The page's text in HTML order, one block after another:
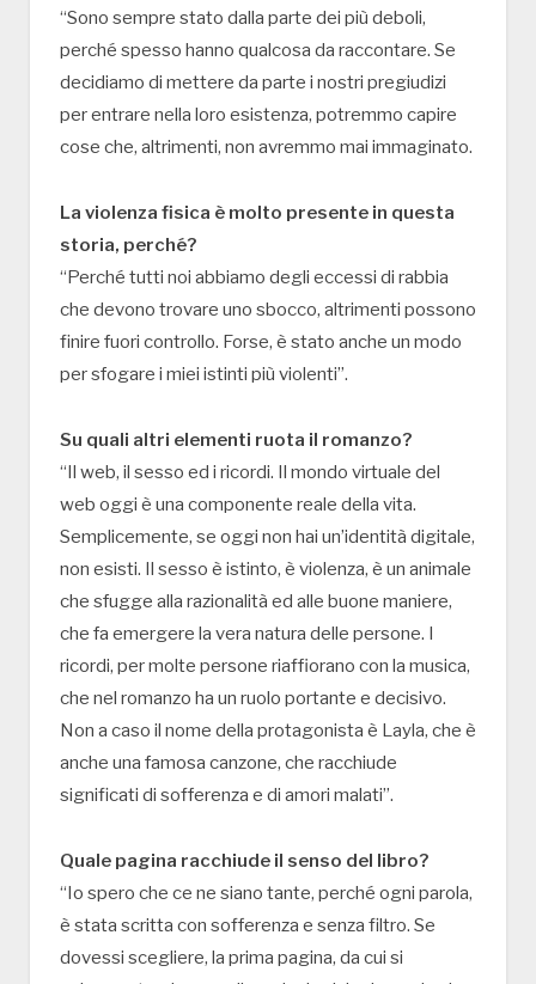
“Sono sempre stato dalla parte dei più deboli,
perché spesso hanno qualcosa da raccontare. Se
decidiamo di mettere da parte i nostri pregiudizi
per entrare nella loro esistenza, potremmo capire
cose che, altrimenti, non avremmo mai immaginato.
La violenza fisica è molto presente in questa
storia, perché?
“Perché tutti noi abbiamo degli eccessi di rabbia
che devono trovare uno sbocco, altrimenti possono
finire fuori controllo. Forse, è stato anche un modo
per sfogare i miei istinti più violenti”.
Su quali altri elementi ruota il romanzo?
“Il web, il sesso ed i ricordi. Il mondo virtuale del
web oggi è una componente reale della vita.
Semplicemente, se oggi non hai un’identità digitale,
non esisti. Il sesso è istinto, è violenza, è un animale
che sfugge alla razionalità ed alle buone maniere,
che fa emergere la vera natura delle persone. I
ricordi, per molte persone riaffiorano con la musica,
che nel romanzo ha un ruolo portante e decisivo.
Non a caso il nome della protagonista è Layla, che è
anche una famosa canzone, che racchiude
significati di sofferenza e di amori malati”.
Quale pagina racchiude il senso del libro?
“Io spero che ce ne siano tante, perché ogni parola,
è stata scritta con sofferenza e senza filtro. Se
dovessi scegliere, la prima pagina, da cui si